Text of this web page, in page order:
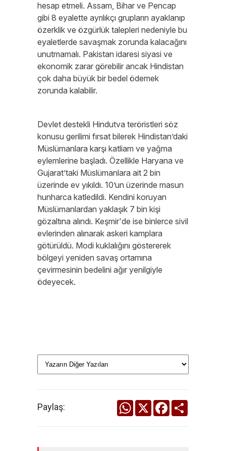
hesap etmeli. Assam, Bihar ve Pencap
gibi 8 eyalette ayrılıkçı grupların ayaklanıp
özerklik ve özgürlük talepleri nedeniyle bu
eyaletlerde savaşmak zorunda kalacağını
unutmamalı. Pakistan idaresi siyasi ve
ekonomik zarar görebilir ancak Hindistan
çok daha büyük bir bedel ödemek
zorunda kalabilir.
Devlet destekli Hindutva teröristleri söz
konusu gerilimi fırsat bilerek Hindistan’daki
Müslümanlara karşı katliam ve yağma
eylemlerine başladı. Özellikle Haryana ve
Gujarat’taki Müslümanlara ait 2 bin
üzerinde ev yıkıldı. 10’un üzerinde masun
hunharca katledildi. Kendini koruyan
Müslümanlardan yaklaşık 7 bin kişi
gözaltına alındı. Keşmir'de ise binlerce sivil
evlerinden alınarak askeri kamplara
götürüldü. Modi kuklalığını göstererek
bölgeyi yeniden savaş ortamına
çevirmesinin bedelini ağır yenilgiyle
ödeyecek.
Paylaş: WhatsApp
X Facebook